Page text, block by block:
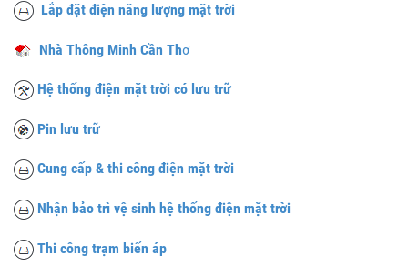
Lắp đặt điện năng lượng mặt trời
Nhà Thông Minh Cần Thơ
Hệ thống điện mặt trời có lưu trữ
Pin lưu trữ
Cung cấp & thi công điện mặt trời
Nhận bảo trì vệ sinh hệ thống điện mặt trời
Thi công trạm biến áp